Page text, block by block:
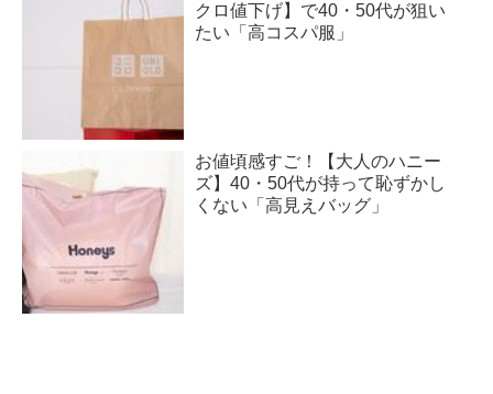
クロ値下げ】で40・50代が狙い
たい「高コスパ服」
お値頃感すご！【大人のハニー
ズ】40・50代が持って恥ずかし
くない「高見えバッグ」